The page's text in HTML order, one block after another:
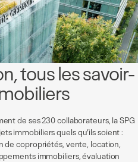
tous les savoir-
de ses 230 collaborateurs, la SPG
immobiliers quels qu’ils soient :
copropriétés, vente, location,
immobiliers, évaluation